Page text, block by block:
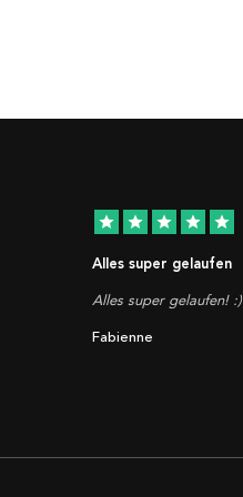
star star star star star
Alles super gelaufen
Alles super gelaufen! :)
Fabienne